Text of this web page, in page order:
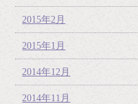
2015年2月
2015年1月
2014年12月
2014年11月